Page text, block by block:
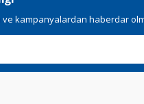
kampanyalardan haberdar